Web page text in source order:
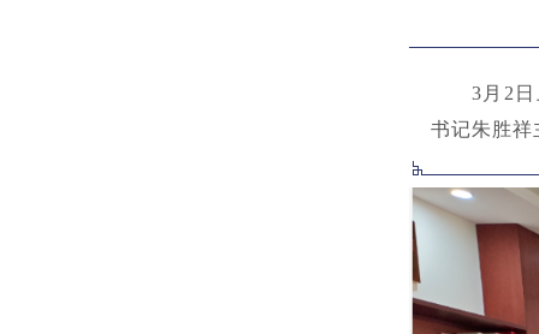
3月2
书记朱胜祥